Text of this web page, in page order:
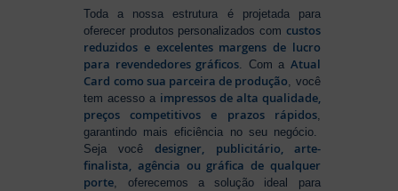
Toda a nossa estrutura é projetada para
oferecer produtos personalizados com custos
reduzidos e excelentes margens de lucro
para revendedores gráficos . Com a Atual
Card como sua parceira de produção , você
tem acesso a impressos de alta qualidade,
preços competitivos e prazos rápidos,
garantindo mais eficiência no seu negócio.
Seja vocêdesigner, publicitário, arte-
finalista, agência ou gráfica de qualquer
porte , oferecemos a solução ideal para